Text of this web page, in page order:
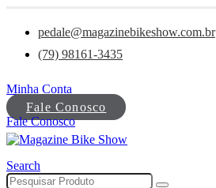
pedale@magazinebikeshow.com.br
(79) 98161-3435
Minha Conta
Fale Conosco
Fale Conosco
Search